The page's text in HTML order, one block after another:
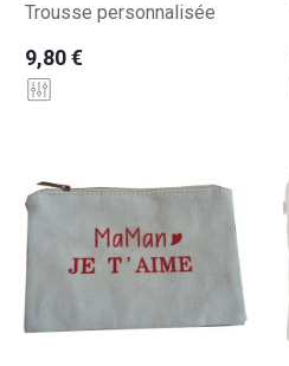
Trousse personnalisée
9,80 €